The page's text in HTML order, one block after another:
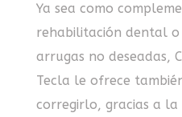
Ya sea como
rehabilitación dental o
arrugas no deseadas,
Tecla le ofrece
corregirlo, gracias a la